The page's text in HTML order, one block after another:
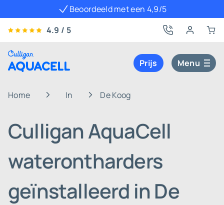
Beoordeeld met een 4,9/5
4.9 / 5
Prijs Menu
Home In De Koog
Culligan AquaCell
waterontharders
geïnstalleerd in De